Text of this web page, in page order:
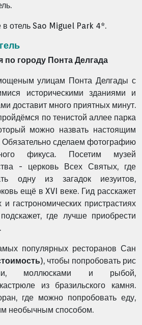
отель Sao Miguel Park 4*.
по городу Понта Делгада
улицам Понта Делгады с
историческими зданиями и
доставит много приятных минут.
по тенистой аллее парка
можно назвать настоящим
Обязательно сделаем фотографию
фикуса. Посетим музей
- церковь Всех Святых, где
одну из загадок иезуитов,
ещё в XVI веке. Гид расскажет
гастрономических пристрастиях
где лучше приобрести
популярных ресторанов Сан
), чтобы попробовать рис
моллюсками и рыбой,
из бразильского камня.
где можно попробовать еду,
необычным способом.